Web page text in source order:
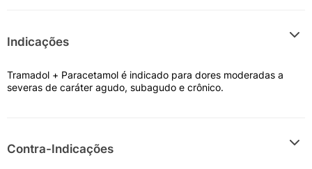
Indicações
Tramadol + Paracetamol é indicado para dores moderadas a
severas de caráter agudo, subagudo e crônico.
Contra-Indicações